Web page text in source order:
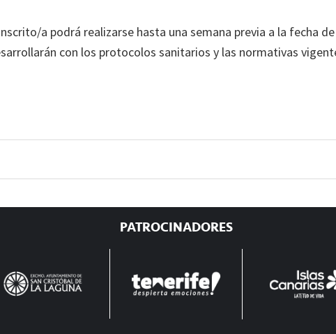
a podrá realizarse hasta una semana previa a la fecha
con los protocolos sanitarios y las normativas
PATROCINADORES